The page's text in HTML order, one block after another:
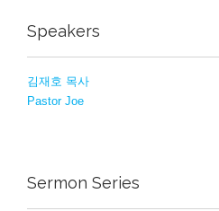
Speakers
김재호 목사
Pastor Joe
Sermon Series